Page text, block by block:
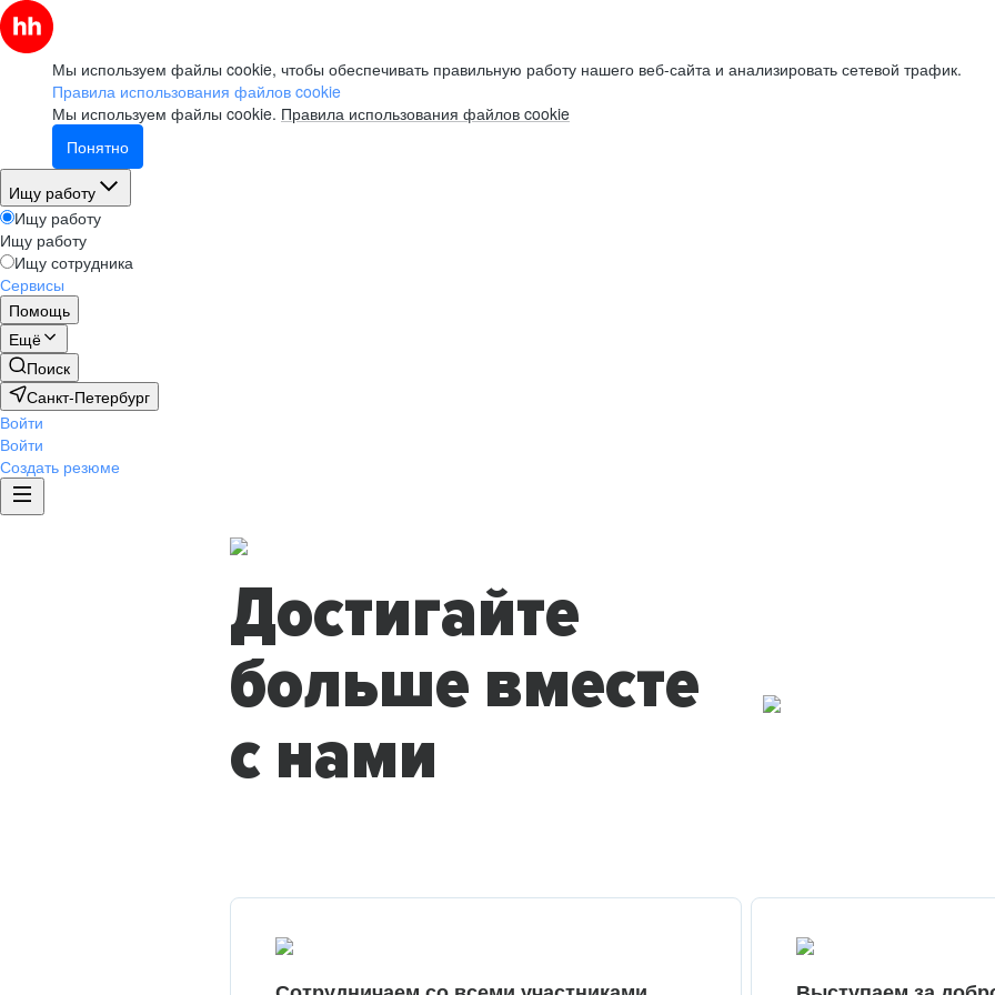
Мы используем файлы cookie, чтобы обеспечивать правильную работу нашего веб-сайта и анализировать сетевой трафик.
Правила использования файлов cookie
Мы используем файлы cookie. Правила использования файлов cookie
Понятно
Ищу работу
Ищу работу
Ищу работу
Ищу сотрудника
Сервисы
Помощь
Ещё
Поиск
Санкт-Петербург
Войти
Войти
Создать резюме
Достигайте
больше вместе
с нами